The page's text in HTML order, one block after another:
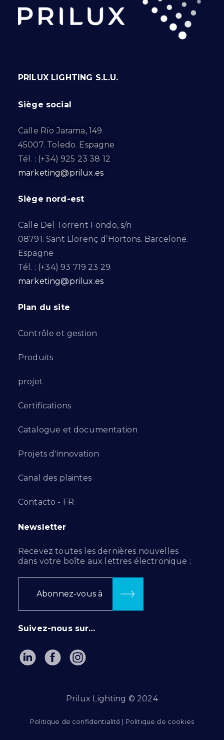
PRILUX LIGHTING S.L.U.
Siège social
Calle Río Jarama, 149
45007. Toledo. Espagne
Tél. : (+34) 925 23 38 12
marketing@prilux.es
Siège nord-est
Calle Del Torrent Fondo, s/n
08791. Sant Llorenç d’Hortons. Barcelone.
Espagne
Tél. : (+34) 93 719 23 29
marketing@prilux.es
Plan du site
Contrôle et gestion
Produits
projet
Certifications
Catalogue et documentation
Projets d'innovation
Canal des plaintes
Contacto - FR
Newsletter
Recevez toutes les dernières nouvelles
dans votre boîte aux lettres électronique :
Abonnez-vous à
Suivez-nous sur…
Prilux Lighting © 2024
Politique de confidentialité | Politique de cookies